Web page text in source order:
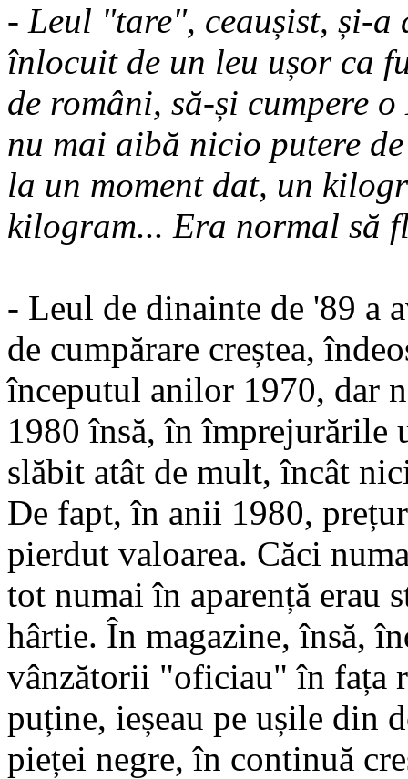
- Leul "tare", ceaușist, și-
înlocuit de un leu ușor ca
de români, să-și cumpere
nu mai aibă nicio putere
la un moment dat, un
kilogram... Era normal să
- Leul de dinainte de '89 a
de cumpărare creștea,
începutul anilor 1970, dar
1980 însă, în împrejurările
slăbit atât de mult, încât
De fapt, în anii 1980,
pierdut valoarea. Căci
tot numai în aparență erau
hârtie. În magazine, însă,
vânzătorii "oficiau" în fața
pu­ține, ieșeau pe ușile din
pieței negre, în continuă